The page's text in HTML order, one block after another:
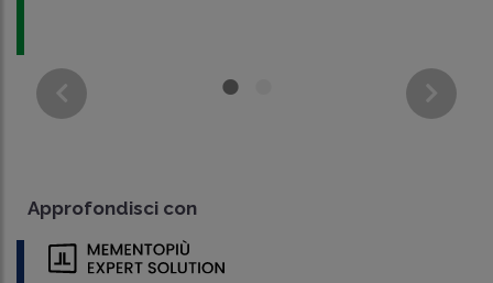
Approfondisci con